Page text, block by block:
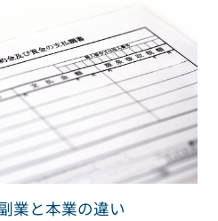
業と本業の違い